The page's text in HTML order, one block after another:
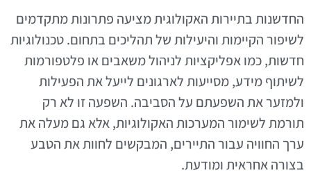
החדשנות בתיירות האקולוגית מציעה פתרונות מתקדמים
לשיפור הקיימות והיעילות של תהליכים בתחום. טכנולוגיות
חדשות, כמו אפליקציות לניהול משאבים או פלטפורמות
לשיתוף מידע, מסייעות לארגונים לייעל את הפעילות
ולמזער את השפעתם על הסביבה. השפעה זו לא רק
תורמת לשימור המערכות האקולוגיות, אלא גם מעלה את
ערך החוויה עבור התיירים, המבקשים לחוות את הטבע
בצורה אחראית ומודעת.